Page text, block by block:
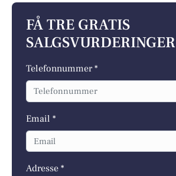
FÅ TRE GRATIS
SALGSVURDERINGER
Telefonnummer *
Email *
Adresse *